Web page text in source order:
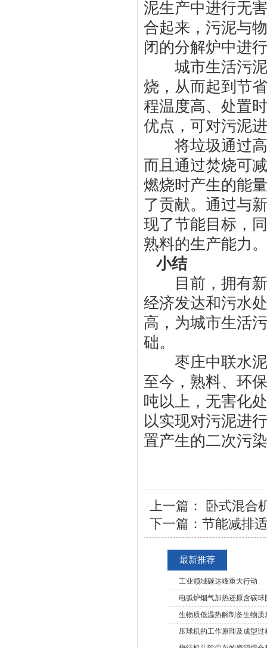
泥生产中进行无
合起来，污泥与
闭的分解炉中进
城市生活污泥
烧，从而起到节
程温度高、处置
优点，可对污泥
将垃圾通过高
而且通过焚烧可
燃烧时产生的能
了贡献。通过与
现了节能目标，
熟料的生产能力。
小结
目前，拥有新
经济发达和污水
高，为城市生活
础。
枣庄中联水泥
至今，熟料、环
吨以上，无害化
以实现对污泥进
置产生的二次污
上一篇：
卧式混合
下一篇： 节能减排
最新推荐
工业领域碳达峰重大行动
电弧炉烟气加热还原含碳球
生物质低温热解制备生物质
压球机的工作原理及成型过